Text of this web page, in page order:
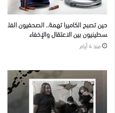
حين تصبح الكاميرا تهمة.. الصحفيون الفل
سطينيون بين الاعتقال والإخفاء
منذ 4 أيام